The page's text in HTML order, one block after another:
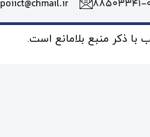
poiict@chmail.ir
با ذکر منبع بلامانع است.